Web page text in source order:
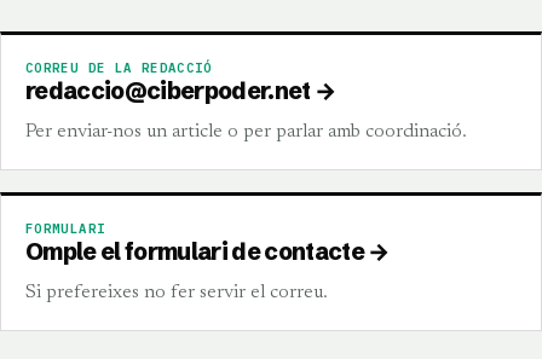
CORREU DE LA REDACCIÓ
redaccio@ciberpoder.net →
Per enviar-nos un article o per parlar amb coordinació.
FORMULARI
Omple el formulari de contacte →
Si prefereixes no fer servir el correu.